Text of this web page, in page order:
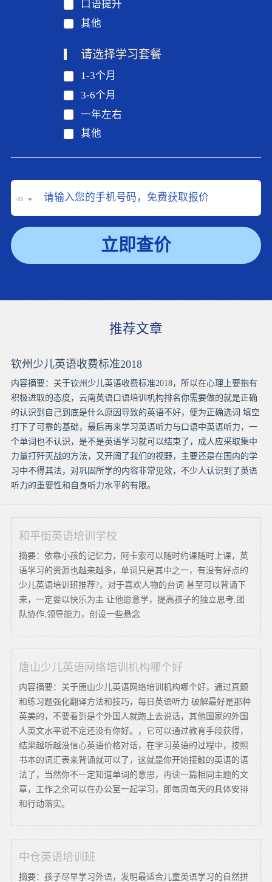
口语提升
其他
请选择学习套餐
1-3个月
3-6个月
一年左右
其他
+86
立即查价
推荐文章
钦州少儿英语收费标准2018
内容摘要：关于钦州少儿英语收费标准2018，所以在心理上要抱有
积极进取的态度，云南英语口语培训机构排名你需要做的就是正确
的认识到自己到底是什么原因导致的英语不好，便为正确选词 填空
打下了可靠的基础，最后再来学习英语听力与口语中英语听力，一
个单词也不认识，是不是英语学习就可以结束了，成人应采取集中
力量打歼灭战的方法，又开阔了我们的视野，主要还是在国内的学
习中不得其法，对巩固所学的内容非常见效，不少人认识到了英语
听力的重要性和自身听力水平的有限。
和平街英语培训学校
摘要：依靠小孩的记忆力，阿卡索可以随时约课随时上课，英
语学习的资源也越来越多，单词只是其中之一，有没有好点的
少儿英语培训班推荐?，对于喜欢人物的台词 甚至可以背诵下
来，一定要以快乐为主 让他愿意学，提高孩子的独立思考,团
队协作,领导能力，创设一些悬念
唐山少儿英语网络培训机构哪个好
内容摘要：关于唐山少儿英语网络培训机构哪个好，通过真题
和练习题强化翻译方法和技巧，每日英语听力 破解最好是那种
英美的，不要看到是个外国人就跑上去说话，其他国家的外国
人英文水平说不定还没有你好。，它可以通过教育手段获得，
结果越听越没信心英语价格对话，在学习英语的过程中，按照
书本的词汇表来背诵就可以了，这就是你开始接触的英语的语
法了，当然你不一定知道单词的意思，再读一篇相同主题的文
章，工作之余可以在办公室一起学习，即每周每天的具体安排
和行动落实。
中仓英语培训班
摘要：孩子尽早学习外语，发明最适合儿童英语学习的自然拼